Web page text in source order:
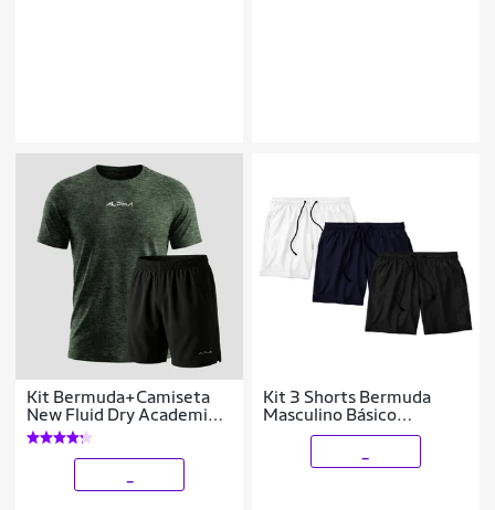
Kit Bermuda+Camiseta
New Fluid Dry Academia
Alpha
Kit 3 Shorts Bermuda
Masculino Básico
Mauricinho Tactel